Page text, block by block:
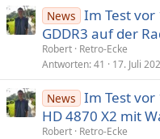
News Im Test vor
GDDR3 auf der
Robert Retro-Ecke
Antworten 41 17. Juli
News Im Test vor
HD 4870 X2 mit
Robert Retro-Ecke